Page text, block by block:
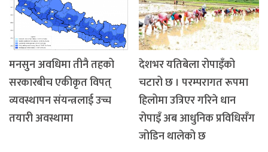
मनसुन अवधिमा तीनै तहको
सरकारबीच एकीकृत विपत्
व्यवस्थापन संयन्त्रलाई उच्च
तयारी अवस्थामा
देशभर यतिबेला रोपाइँको
चटारो छ । परम्परागत रूपमा
हिलोमा उत्रिएर गरिने धान
रोपाइँ अब आधुनिक प्रविधिसँग
जोडिन थालेको छ